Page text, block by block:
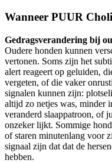
Wanneer PUUR
Gedragsverandering bij
Oudere honden kunnen
vertonen. Soms zijn het
alert reageert op geluiden,
vergeten, of die vaker
signalen kunnen zijn:
altijd zo netjes was, minder
veranderd slaappatroon, of
onzeker lijkt. Sommige
of staren minutenlang voor
signaal zijn dat dat de
hebben.